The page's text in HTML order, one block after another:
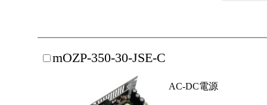
mOZP-350-30-JSE-C
AC-DC電源